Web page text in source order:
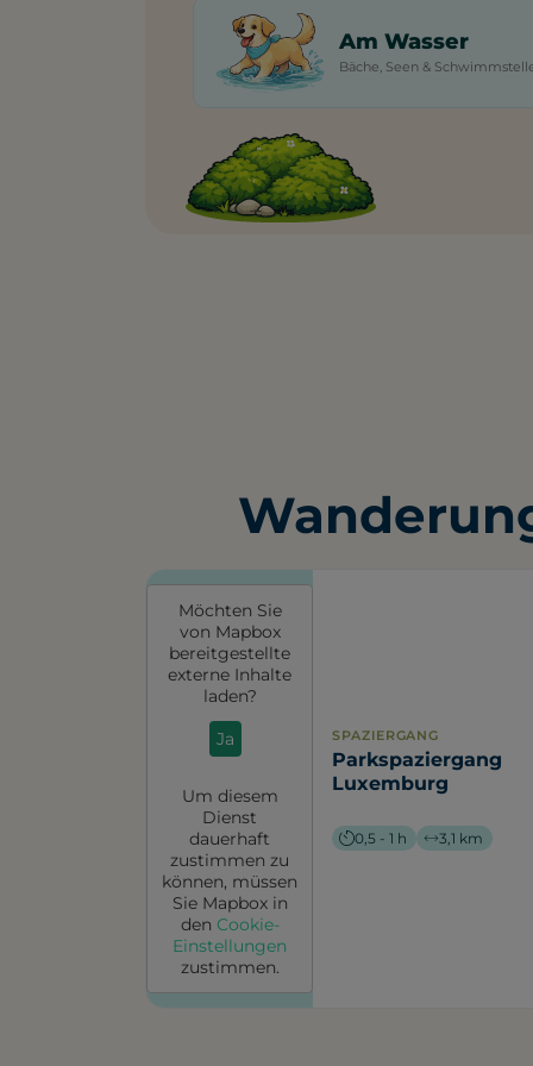
Am Wasser
Bäche, Seen &
Möchten Sie
von Mapbox
bereitgestellte
externe Inhalte
laden?
Ja
Um diesem
Dienst
dauerhaft
zustimmen zu
können, müssen
Sie Mapboxin
den Cookie-
Einstellungen
zustimmen.
SPAZIERGANG
Parkspaziergang
Luxemburg
0,5 - 1 h 3,1 km